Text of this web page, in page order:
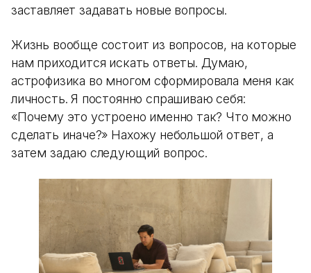
заставляет задавать новые вопросы.
Жизнь вообще состоит из вопросов, на которые
нам приходится искать ответы. Думаю,
астрофизика во многом сформировала меня как
личность. Я постоянно спрашиваю себя:
«Почему это устроено именно так? Что можно
сделать иначе?» Нахожу небольшой ответ, а
затем задаю следующий вопрос.